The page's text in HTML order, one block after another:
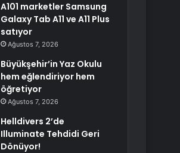
A101 marketler Samsung
Galaxy Tab A11 ve A11 Plus
satıyor
Ağustos 7, 2026
Büyükşehir’in Yaz Okulu
hem eğlendiriyor hem
öğretiyor
Ağustos 7, 2026
Helldivers 2’de
Illuminate Tehdidi Geri
Dönüyor!